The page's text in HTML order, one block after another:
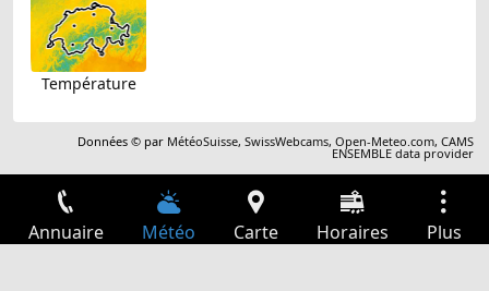
Température
Données © par MétéoSuisse,SwissWebcams,Open-Meteo.com,CAMS
ENSEMBLE data provider
Annuaire Météo Carte Horaires Plus